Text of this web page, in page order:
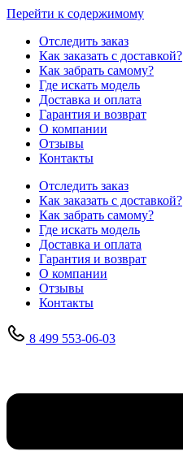
Перейти к содержимому
Отследить заказ
Как заказать с доставкой?
Как забрать самому?
Где искать модель
Доставка и оплата
Гарантия и возврат
О компании
Отзывы
Контакты
Отследить заказ
Как заказать с доставкой?
Как забрать самому?
Где искать модель
Доставка и оплата
Гарантия и возврат
О компании
Отзывы
Контакты
8 499 553-06-03